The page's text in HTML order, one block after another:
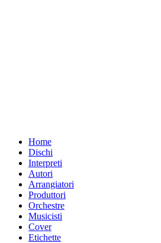
Home
Dischi
Interpreti
Autori
Arrangiatori
Produttori
Orchestre
Musicisti
Cover
Etichette